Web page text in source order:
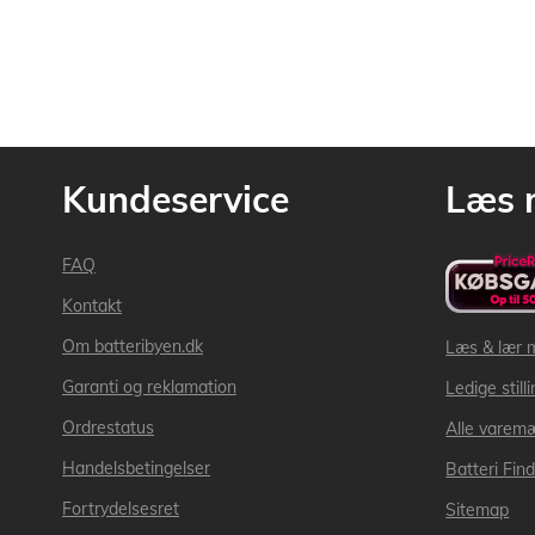
Kundeservice
FAQ
Kontakt
Om batteribyen.dk
Garanti og reklamation
Ordrestatus
Handelsbetingelser
Fortrydelsesret
Læs
Læs & lær
Ledige
Alle
Batteri
Sitemap